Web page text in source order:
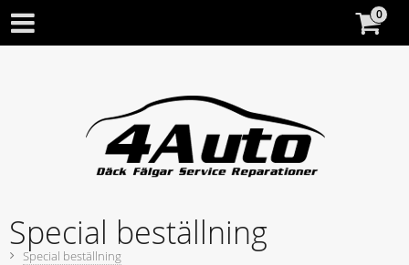
Special beställning
Special beställning